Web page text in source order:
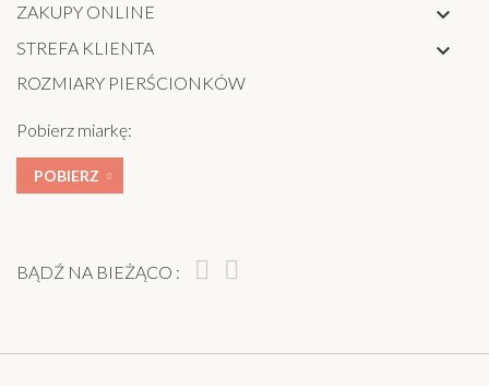
ZAKUPY ONLINE 
STREFA KLIENTA 
ROZMIARY PIERŚCIONKÓW
Pobierz miarkę:
POBIERZ
BĄDŹ NA BIEŻĄCO :